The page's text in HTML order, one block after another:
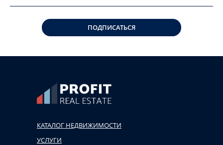
ПОДПИСАТЬСЯ
КАТАЛОГ НЕДВИЖИМОСТИ
УСЛУГИ